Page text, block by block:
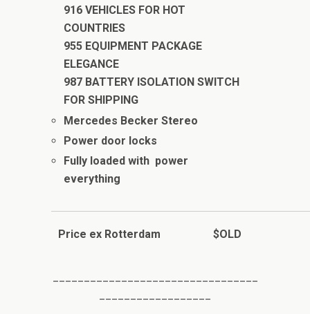
916 VEHICLES FOR HOT
COUNTRIES
955 EQUIPMENT PACKAGE
ELEGANCE
987 BATTERY ISOLATION SWITCH
FOR SHIPPING
Mercedes Becker Stereo
Power door locks
Fully loaded with power
everything
Price ex Rotterdam $OLD